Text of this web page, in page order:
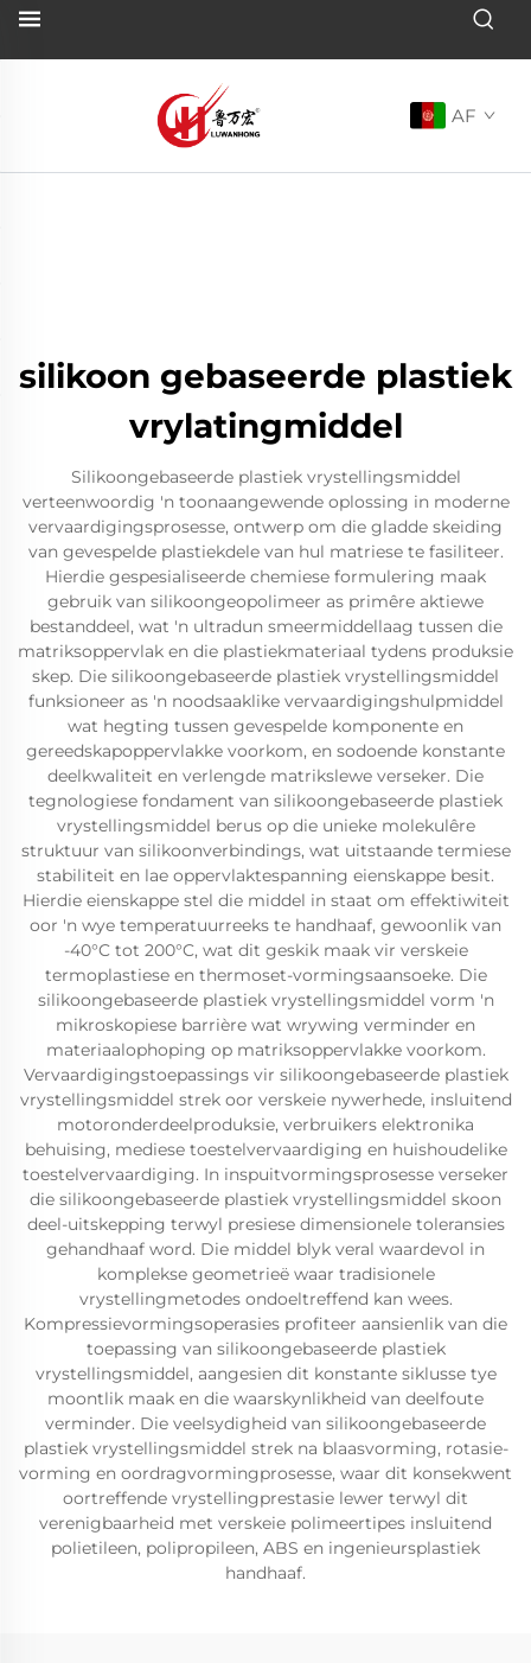
AF
silikoon gebaseerde plastiek
vrylatingmiddel
Silikoongebaseerde plastiek vrystellingsmiddel
verteenwoordig 'n toonaangewende oplossing in moderne
vervaardigingsprosesse, ontwerp om die gladde skeiding
van gevespelde plastiekdele van hul matriese te fasiliteer.
Hierdie gespesialiseerde chemiese formulering maak
gebruik van silikoongeopolimeer as primêre aktiewe
bestanddeel, wat 'n ultradun smeermiddellaag tussen die
matriksoppervlak en die plastiekmateriaal tydens produksie
skep. Die silikoongebaseerde plastiek vrystellingsmiddel
funksioneer as 'n noodsaaklike vervaardigingshulpmiddel
wat hegting tussen gevespelde komponente en
gereedskapoppervlakke voorkom, en sodoende konstante
deelkwaliteit en verlengde matrikslewe verseker. Die
tegnologiese fondament van silikoongebaseerde plastiek
vrystellingsmiddel berus op die unieke molekulêre
struktuur van silikoonverbindings, wat uitstaande termiese
stabiliteit en lae oppervlaktespanning eienskappe besit.
Hierdie eienskappe stel die middel in staat om effektiwiteit
oor 'n wye temperatuurreeks te handhaaf, gewoonlik van
-40°C tot 200°C, wat dit geskik maak vir verskeie
termoplastiese en thermoset-vormingsaansoeke. Die
silikoongebaseerde plastiek vrystellingsmiddel vorm 'n
mikroskopiese barrière wat wrywing verminder en
materiaalophoping op matriksoppervlakke voorkom.
Vervaardigingstoepassings vir silikoongebaseerde plastiek
vrystellingsmiddel strek oor verskeie nywerhede, insluitend
motoronderdeelproduksie, verbruikers elektronika
behuising, mediese toestelvervaardiging en huishoudelike
toestelvervaardiging. In inspuitvormingsprosesse verseker
die silikoongebaseerde plastiek vrystellingsmiddel skoon
deel-uitskepping terwyl presiese dimensionele toleransies
gehandhaaf word. Die middel blyk veral waardevol in
komplekse geometrieë waar tradisionele
vrystellingmetodes ondoeltreffend kan wees.
Kompressievormingsoperasies profiteer aansienlik van die
toepassing van silikoongebaseerde plastiek
vrystellingsmiddel, aangesien dit konstante siklusse tye
moontlik maak en die waarskynlikheid van deelfoute
verminder. Die veelsydigheid van silikoongebaseerde
plastiek vrystellingsmiddel strek na blaasvorming, rotasie-
vorming en oordragvormingprosesse, waar dit konsekwent
oortreffende vrystellingprestasie lewer terwyl dit
verenigbaarheid met verskeie polimeertipes insluitend
polietileen, polipropileen, ABS en ingenieursplastiek
handhaaf.